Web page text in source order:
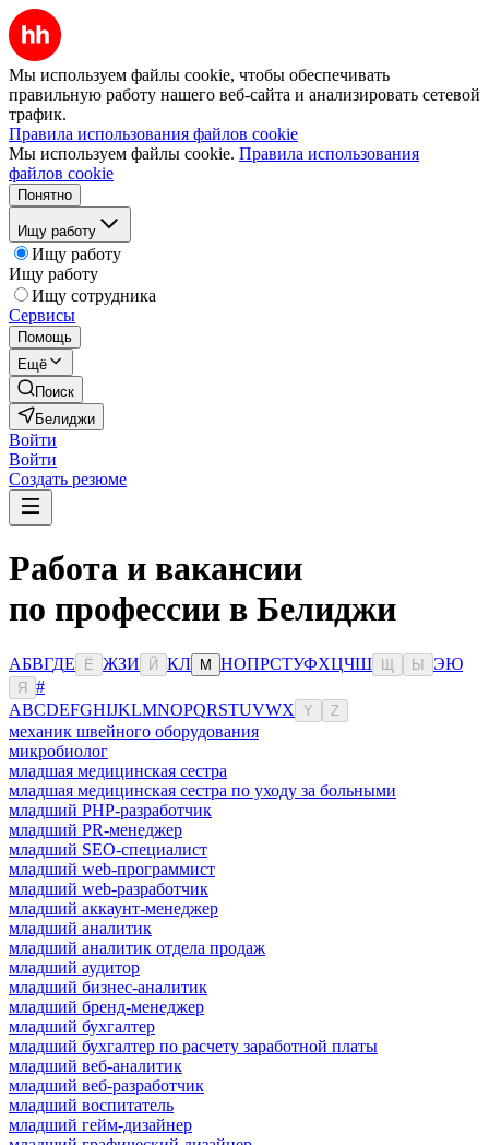
Мы используем файлы cookie, чтобы обеспечивать
правильную работу нашего веб-сайта и анализировать сетевой
трафик.
Правила использования файлов cookie
Мы используем файлы cookie. Правила использования
файлов cookie
Понятно
Ищу работу
Ищу работу
Ищу работу
Ищу сотрудника
Сервисы
Помощь
Ещё
Поиск
Белиджи
Войти
Войти
Создать резюме
Работа и вакансии
по профессии в Белиджи
АБВГДЕ Ё ЖЗИ Й КЛ М НОПРСТУФХЦЧШ Ы ЭЮ
Я
#
ABCDEFGHIJKLMNOPQRSTUVWX Y Z
механик швейного оборудования
микробиолог
младшая медицинская сестра
младшая медицинская сестра по уходу за больными
младший PHP-разработчик
младший PR-менеджер
младший SEO-специалист
младший web-программист
младший web-разработчик
младший аккаунт-менеджер
младший аналитик
младший аналитик отдела продаж
младший аудитор
младший бизнес-аналитик
младший бренд-менеджер
младший бухгалтер
младший бухгалтер по расчету заработной платы
младший веб-аналитик
младший веб-разработчик
младший воспитатель
младший гейм-дизайнер